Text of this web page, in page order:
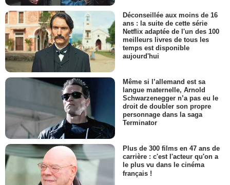
Déconseillée aux moins de 16
ans : la suite de cette série
Netflix adaptée de l'un des 100
meilleurs livres de tous les
temps est disponible
aujourd'hui
Même si l’allemand est sa
langue maternelle, Arnold
Schwarzenegger n’a pas eu le
droit de doubler son propre
personnage dans la saga
Terminator
Plus de 300 films en 47 ans de
carrière : c'est l'acteur qu'on a
le plus vu dans le cinéma
français !